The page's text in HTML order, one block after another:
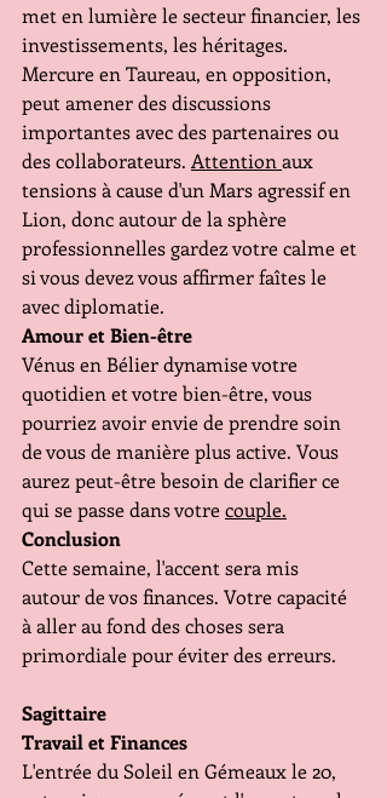
met en lumière le secteur financier, les
investissements, les héritages.
Mercure en Taureau, en opposition,
peut amener des discussions
importantes avec des partenaires ou
des collaborateurs. Attention aux
tensions à cause d'un Mars agressif en
Lion, donc autour de la sphère
professionnelles gardez votre calme et
si vous devez vous affirmer faîtes le
avec diplomatie.
Amour et Bien-être
Vénus en Bélier dynamise votre
quotidien et votre bien-être, vous
pourriez avoir envie de prendre soin
de vous de manière plus active. Vous
aurez peut-être besoin de clarifier ce
qui se passe dans votre couple.
Conclusion
Cette semaine, l'accent sera mis
autour de vos finances. Votre capacité
à aller au fond des choses sera
primordiale pour éviter des erreurs.
Sagittaire
Travail et Finances
L'entrée du Soleil en Gémeaux le 20,